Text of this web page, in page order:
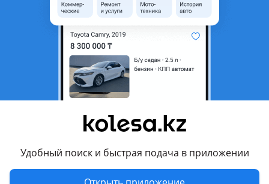
Удобный поиск и быстрая подача в приложении
Караганда, Карагандинская
2005 - 2009 2 поколение
Кроссовер
Объем двигателя, л
276 000 км
Автомат
Привод
Передний привод
Руль
Слева